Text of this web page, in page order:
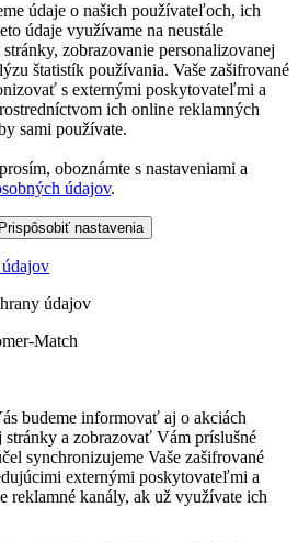
údaje o našich používateľoch, ich
údaje využívame na neustále
zobrazovanie personalizovanej
štatistík používania. Vaše zašifrované
s externými poskytovateľmi a
ich online reklamných
sami používate.
oboznámte s nastaveniami a
údajov.
Prispôsobiť nastavenia
údajov
Match
budeme informovať aj o akciách
stránky a zobrazovať Vám príslušné
synchronizujeme Vaše zašifrované
externými poskytovateľmi a
reklamné kanály, ak už využívate ich